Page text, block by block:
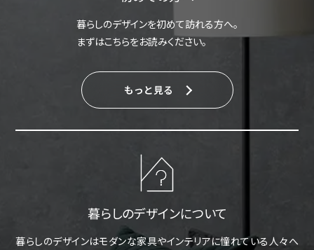
暮らしのデザインを初めて訪れる方へ。
まずはこちらをお読みください。
もっと見る
暮らしのデザインについて
暮らしのデザインはモダンな家具やインテリアに憧れている人々へ